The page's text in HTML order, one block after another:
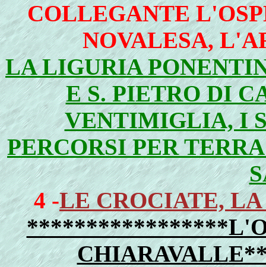
COLLEGANTE
NOVALESA,
LA LIGURIA
E S. PIETRO DI
VENTIMIGLIA, I
PERCORSI PER
4 -LE CROCIATE,